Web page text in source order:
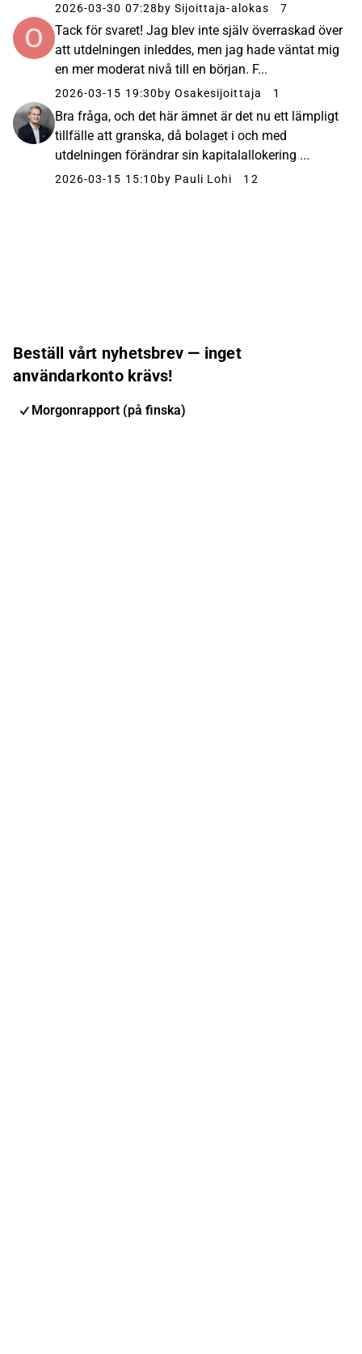
2026-03-30 07:28 by Sijoittaja-alokas 7
Tack för svaret! Jag blev inte själv överraskad över
att utdelningen inleddes, men jag hade väntat mig
en mer moderat nivå till en början. F...
2026-03-15 19:30 by Osakesijoittaja 1
Bra fråga, och det här ämnet är det nu ett lämpligt
tillfälle att granska, då bolaget i och med
utdelningen förändrar sin kapitalallokering ...
2026-03-15 15:10 by Pauli Lohi 12
Beställ vårt nyhetsbrev — inget
användarkonto krävs!
Morgonrapport (på finska)